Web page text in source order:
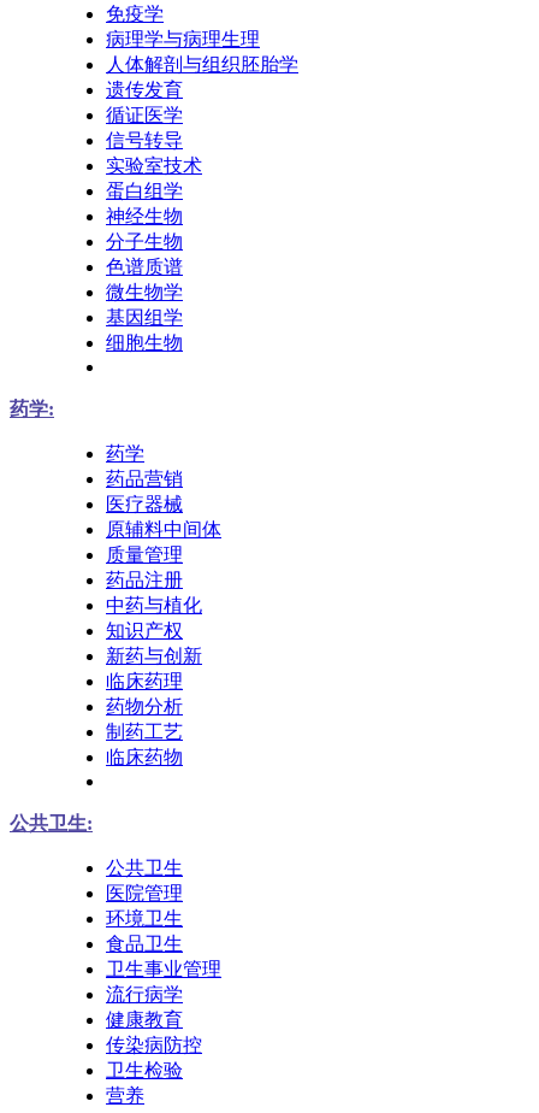
免疫学
病理学与病理生理
人体解剖与组织胚胎学
遗传发育
循证医学
信号转导
实验室技术
蛋白组学
神经生物
分子生物
色谱质谱
微生物学
基因组学
细胞生物
药学:
药学
药品营销
医疗器械
原辅料中间体
质量管理
药品注册
中药与植化
知识产权
新药与创新
临床药理
药物分析
制药工艺
临床药物
公共卫生:
公共卫生
医院管理
环境卫生
食品卫生
卫生事业管理
流行病学
健康教育
传染病防控
卫生检验
营养